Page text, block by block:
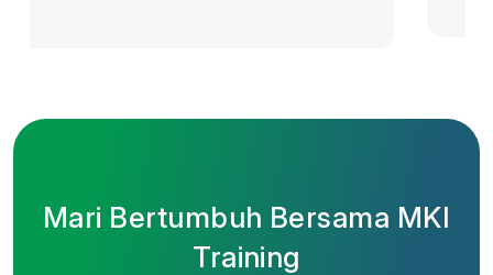
Mari Bertumbuh Bersama MKI
Training